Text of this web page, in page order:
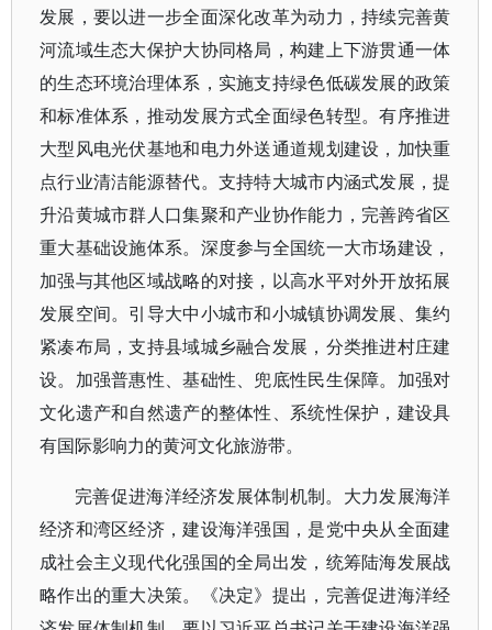
发展，要以进一步全面深化改革为动力，持续完善黄
河流域生态大保护大协同格局，构建上下游贯通一体
的生态环境治理体系，实施支持绿色低碳发展的政策
和标准体系，推动发展方式全面绿色转型。有序推进
大型风电光伏基地和电力外送通道规划建设，加快重
点行业清洁能源替代。支持特大城市内涵式发展，提
升沿黄城市群人口集聚和产业协作能力，完善跨省区
重大基础设施体系。深度参与全国统一大市场建设，
加强与其他区域战略的对接，以高水平对外开放拓展
发展空间。引导大中小城市和小城镇协调发展、集约
紧凑布局，支持县域城乡融合发展，分类推进村庄建
设。加强普惠性、基础性、兜底性民生保障。加强对
文化遗产和自然遗产的整体性、系统性保护，建设具
有国际影响力的黄河文化旅游带。
完善促进海洋经济发展体制机制。大力发展海洋
经济和湾区经济，建设海洋强国，是党中央从全面建
成社会主义现代化强国的全局出发，统筹陆海发展战
略作出的重大决策。《决定》提出，完善促进海洋经